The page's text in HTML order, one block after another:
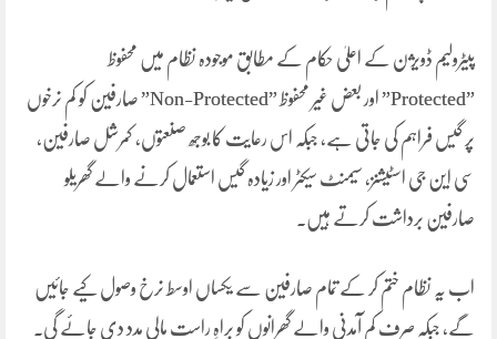
پیٹرولیم ڈویژن کے اعلیٰ حکام کے مطابق موجودہ نظام میں محفوظ
”Protected” اور بعض غیر محفوظ ”Non-Protected” صارفین کو کم نرخوں
پر گیس فراہم کی جاتی ہے، جبکہ اس رعایت کا بوجھ صنعتوں، کمرشل صارفین،
سی این جی اسٹیشنز، سیمنٹ سیکٹر اور زیادہ گیس استعمال کرنے والے گھریلو
صارفین برداشت کرتے ہیں۔
اب یہ نظام ختم کر کے تمام صارفین سے یکساں اوسط نرخ وصول کیے جائیں
گے، جبکہ صرف کم آمدنی والے گھرانوں کو براہِ راست مالی مدد دی جائے گی۔